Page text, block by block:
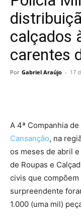
calçados
carentes
Por Gabriel Araújo - 17
A 4ª Companhia
Cansanção, na
os meses de abril
de Roupas e
civis que
surpreendente
1.000 (uma mil)